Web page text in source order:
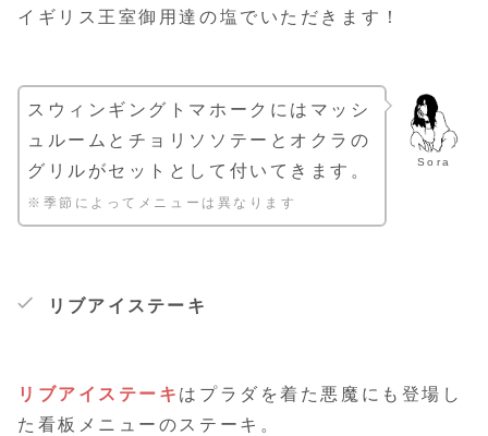
イギリス王室御用達の塩でいただきます！
Sora
スウィンギングトマホークにはマッシ
ュルームとチョリソソテーとオクラの
グリルがセットとして付いてきます。
※季節によってメニューは異なります
リブアイステーキ
リブアイステーキ はプラダを着た悪魔にも登場し
た看板メニューのステーキ。